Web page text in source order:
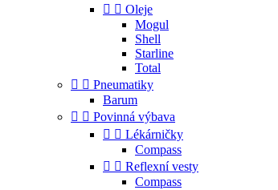
  Oleje
Mogul
Shell
Starline
Total
  Pneumatiky
Barum
  Povinná výbava
  Lékárničky
Compass
  Reflexní vesty
Compass